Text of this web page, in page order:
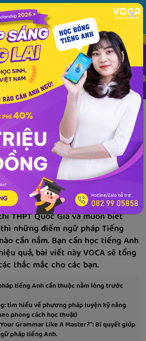
ĐĂNG NHẬP
pháp Mẫu câu Học phát âm Luyện viết
Phương pháp - kinh nghiệm
thức ngữ pháp
tiếng Anh luyện thi THPT
2019
THPT Quốc Gia và muốn biết
những điểm ngữ pháp Tiếng
cần nắm. Bạn cần học tiếng Anh
quả, bài viết này VOCA sẽ tổng
thắc mắc cho các bạn.
tiếng Anh cần thuộc nằm lòng trước
tìm hiểu về phương pháp luyện kỹ năng
phong cách học thuật)
Grammar Like A Master?": Bí quyết giúp
pháp tiếng Anh.